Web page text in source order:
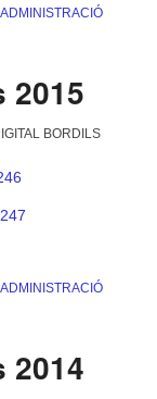
2015
BORDILS
2014